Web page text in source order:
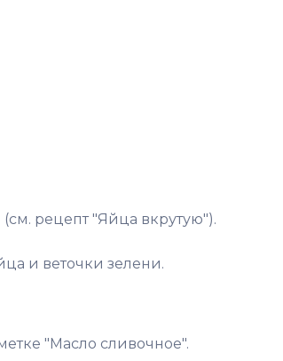
рецепт "Яйца вкрутую").
и веточки зелени.
"Масло сливочное".